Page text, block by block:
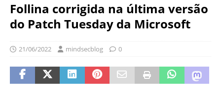
Follina corrigida na última versão
do Patch Tuesday da Microsoft
21/06/2022 mindsecblog 0